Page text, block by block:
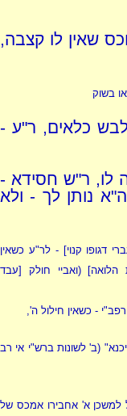
שאין לו קצבה,
בשוק
כלאים, ר"ע -
לו, ר"ש חסידא -
נותן לך - ולא
דגופו קנוי] - לר"ע כשאין
הלואה] (ואביי חולק [עבד
- כשאין חילול ה',
(ב' לשונות ברש"י אי רב
למשכן א' אחבירו אמכס של